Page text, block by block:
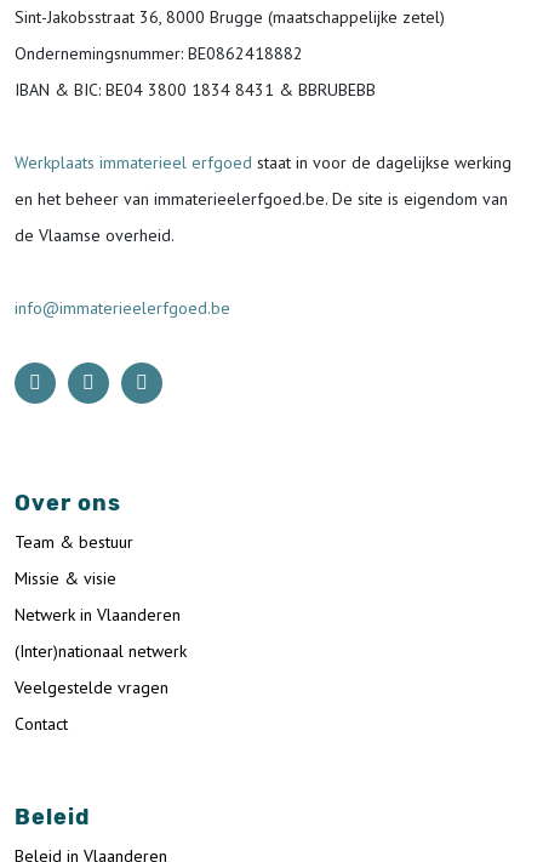
Sint-Jakobsstraat 36, 8000 Brugge (maatschappelijke zetel)
Ondernemingsnummer: BE0862418882
IBAN & BIC: BE04 3800 1834 8431 & BBRUBEBB
Werkplaats immaterieel erfgoed staat in voor de dagelijkse werking
en het beheer van immaterieelerfgoed.be. De site is eigendom van
de Vlaamse overheid.
info@immaterieelerfgoed.be
Over ons
Team & bestuur
Missie & visie
Netwerk in Vlaanderen
(Inter)nationaal netwerk
Veelgestelde vragen
Contact
Beleid
Beleid in Vlaanderen